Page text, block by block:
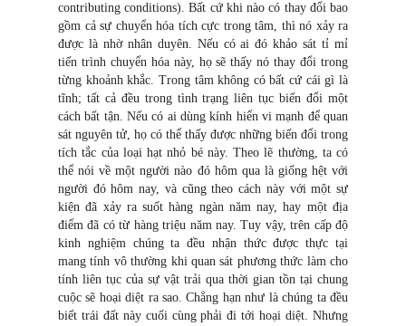
contributing conditions). Bất cứ khi nào có thay đổi bao
gồm cả sự chuyển hóa tích cực trong tâm, thì nó xảy ra
được là nhờ nhân duyên. Nếu có ai đó khảo sát tỉ mỉ
tiến trình chuyển hóa này, họ sẽ thấy nó thay đổi trong
từng khoảnh khắc. Trong tâm không có bất cứ cái gì là
tĩnh; tất cả đều trong tình trạng liên tục biến đổi một
cách bất tận. Nếu có ai dùng kính hiển vi mạnh để quan
sát nguyên tử, họ có thể thấy được những biến đổi trong
tích tắc của loại hạt nhỏ bé này. Theo lẽ thường, ta có
thể nói về một người nào đó hôm qua là giống hệt với
người đó hôm nay, và cũng theo cách này với một sự
kiện đã xảy ra suốt hàng ngàn năm nay, hay một địa
điểm đã có từ hàng triệu năm nay. Tuy vậy, trên cấp độ
kinh nghiệm chúng ta đều nhận thức được thực tại
mang tính vô thường khi quan sát phương thức làm cho
tính liên tục của sự vật trải qua thời gian tồn tại chung
cuộc sẽ hoại diệt ra sao. Chẳng hạn như là chúng ta đều
biết trái đất này cuối cùng phải đi tới hoại diệt. Nhưng